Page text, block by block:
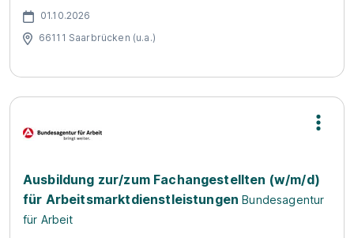
01.10.2026
66111 Saarbrücken (u.a.)
Ausbildung zur/zum Fachangestellten (w/m/d)
für Arbeitsmarktdienstleistungen Bundesagentur
für Arbeit